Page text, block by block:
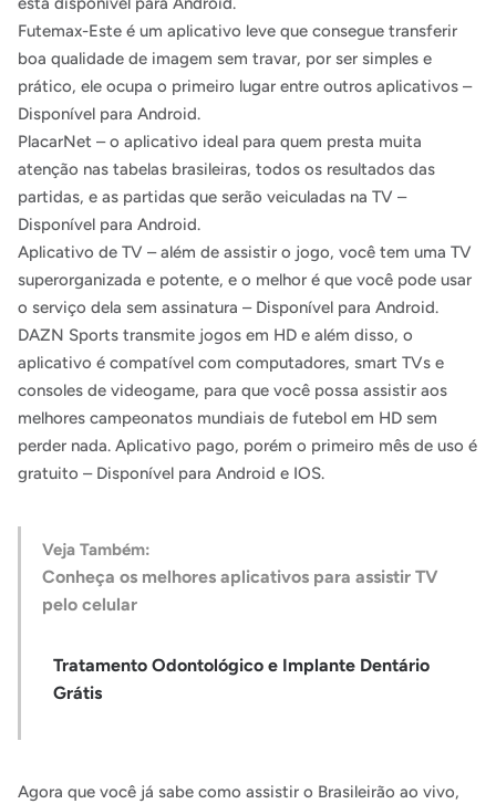
Futemax-Este é um aplicativo leve que consegue transferir
boa qualidade de imagem sem travar, por ser simples e
prático, ele ocupa o primeiro lugar entre outros aplicativos –
Disponível para Android.
PlacarNet – o aplicativo ideal para quem presta muita
atenção nas tabelas brasileiras, todos os resultados das
partidas, e as partidas que serão veiculadas na TV –
Disponível para Android.
Aplicativo de TV – além de assistir o jogo, você tem uma TV
superorganizada e potente, e o melhor é que você pode usar
o serviço dela sem assinatura – Disponível para Android.
DAZN Sports transmite jogos em HD e além disso, o
aplicativo é compatível com computadores, smart TVs e
consoles de videogame, para que você possa assistir aos
melhores campeonatos mundiais de futebol em HD sem
perder nada. Aplicativo pago, porém o primeiro mês de uso é
gratuito – Disponível para Android e IOS.
Veja Também:
Conheça os melhores aplicativos para assistir TV
pelo celular
Tratamento Odontológico e Implante Dentário
Grátis
Agora que você já sabe como assistir o Brasileirão ao vivo,